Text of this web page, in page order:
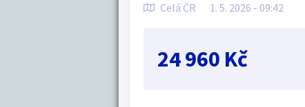
Celá ČR 1. 5. 2026 - 09:42
24 960 Kč